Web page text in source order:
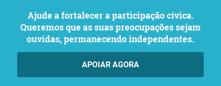
Ajude a fortalecer a participação cívica.
Queremos que as suas preocupações sejam
ouvidas, permanecendo independentes.
APOIAR AGORA